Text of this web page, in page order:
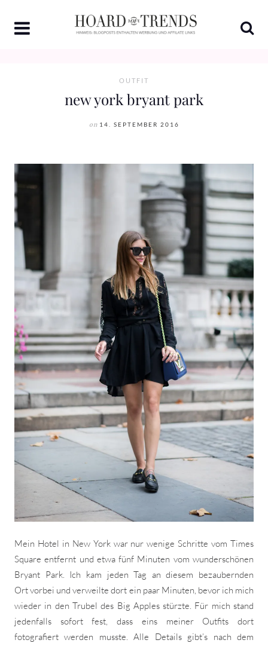
content
OUTFIT
new york bryant park
on 14. SEPTEMBER 2016
Mein Hotel in New York war nur wenige Schritte vom Times
Square entfernt und etwa fünf Minuten vom wunderschönen
Bryant Park. Ich kam jeden Tag an diesem bezaubernden
Ort vorbei und verweilte dort ein paar Minuten, bevor ich mich
wieder in den Trubel des Big Apples stürzte. Für mich stand
jedenfalls sofort fest, dass eins meiner Outfits dort
fotografiert werden musste. Alle Details gibt’s nach dem